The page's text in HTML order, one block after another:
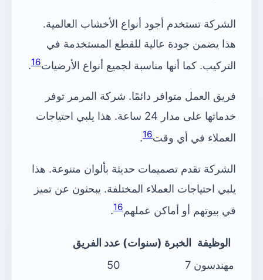
الشركة تستخدم أجود أنواع الأخشاب العالمية.
هذا يضمن جودة عالية للقطع المستخدمة في
التركيب. كما أنها مناسبة لجميع أنواع الأرضيات16
.
فريق العمل متوافر دائمًا. شركة المرمر توفر
خدماتها على مدار 24 ساعة. هذا يلبي احتياجات
العملاء في أي وقت16
.
الشركة تقدم تصميمات حديثة بألوان متنوعة. هذا
يلبي احتياجات العملاء المختلفة. يبحثون عن تميز
في بيوتهم أو أماكن عملهم16
.
الوظيفة الخبرة (سنوات) عدد الفريق
مهندسون 7
50